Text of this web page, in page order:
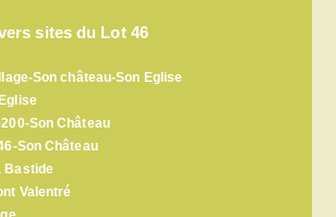
sites du Lot 46
Son château-Son Eglise
Son Château
Son Château
Bastide
Valentré